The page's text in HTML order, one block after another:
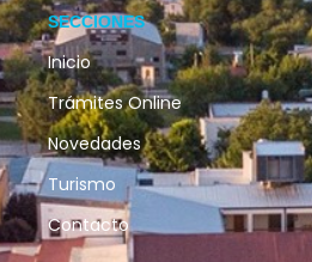
SECCIONES
Inicio
Trámites Online
Novedades
Turismo
Contacto